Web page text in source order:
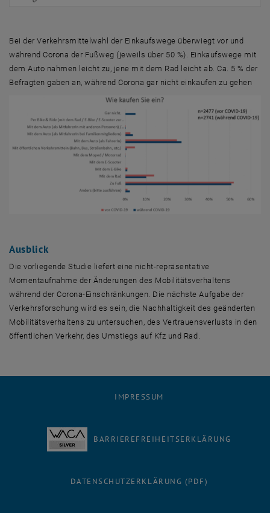
Bei der Verkehrsmittelwahl der Einkaufswege überwiegt vor und
während Corona der Fußweg (jeweils über 50 %). Einkaufswege mit
dem Auto nahmen leicht zu, jene mit dem Rad leicht ab. Ca. 5 % der
Befragten gaben an, während Corona gar nicht einkaufen zu gehen
Ausblick
Die vorliegende Studie liefert eine nicht-repräsentative
Momentaufnahme der Änderungen des Mobilitätsverhaltens
während der Corona-Einschränkungen. Die nächste Aufgabe der
Verkehrsforschung wird es sein, die Nachhaltigkeit des geänderten
Mobilitätsverhaltens zu untersuchen, des Vertrauensverlusts in den
öffentlichen Verkehr, des Umstiegs auf Kfz und Rad.
IMPRESSUM
BARRIEREFREIHEITSERKLÄRUNG
DATENSCHUTZERKLÄRUNG (PDF)